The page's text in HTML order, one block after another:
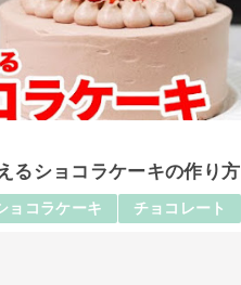
るショコラケーキの作り方
ョコラケーキ チョコレート